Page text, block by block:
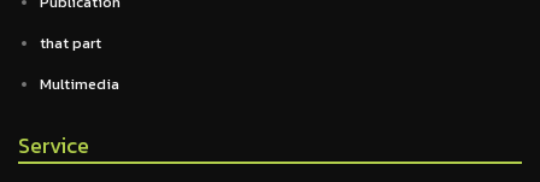
that part
Multimedia
Service